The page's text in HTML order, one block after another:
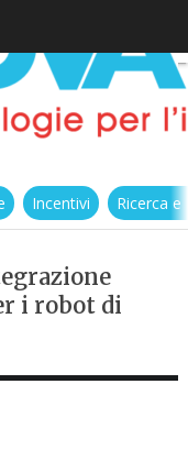
Incentivi Ricerca
i robot di